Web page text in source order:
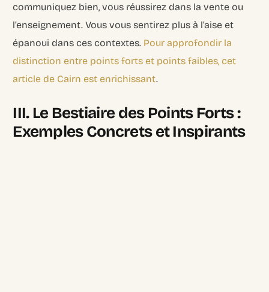
communiquez bien, vous réussirez dans la vente ou
l’enseignement. Vous vous sentirez plus à l’aise et
épanoui dans ces contextes. Pour approfondir la
distinction entre points forts et points faibles, cet
article de Cairn est enrichissant.
III. Le Bestiaire des Points Forts :
Exemples Concrets et Inspirants